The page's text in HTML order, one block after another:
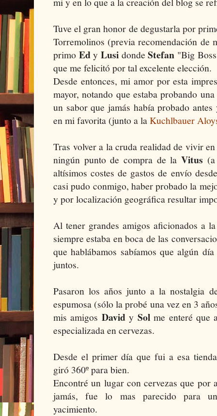
Tuve el gran honor de degustarla por
Torremolinos (previa recomendación de
primo Edy LusidondeStefan "Big
que me felicitó por tal excelente elección.
Desde entonces, mi amor por esta
mayor, notando que estaba probando
un sabor que jamás había probado
en mi favorita (junto a laKuchlbauer
Tras volver a la cruda realidad de vivir
ningún punto de compra de la Vitus
altísimos costes de gastos de envío
casi pudo conmigo, haber probado la
y por localización geográfica resultar
Al tener grandes amigos aficionados a
siempre estaba en boca de las
que hablábamos sabíamos que algún
juntos.
Pasaron los años junto a la nostalgia
espumosa (sólo la probé una vez en 3
mis amigos Davidy Solme enteré que
especializada en cervezas.
Desde el primer día que fui a esa
giró 360º para bien.
Encontré un lugar con cervezas que por
jamás, fue lo mas parecido para
yacimiento.